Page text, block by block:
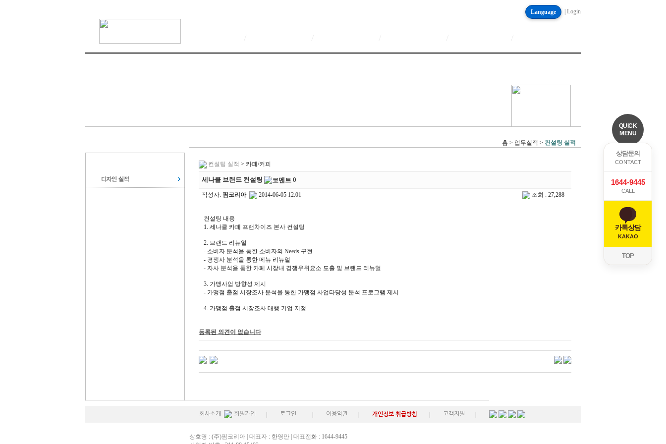
QUICK
MENU
상담문의
CONTACT
1644-9445
CALL
카톡상담
KAKAO
TOP
Language | Login
홈 > 업무실적 > 컨설팅 실적
컨설팅 실적 > 카페/커피
세나클 브랜드 컨설팅 0
작성자: 핌코리아 2014-06-05 12:01 조회 : 27,288
컨설팅 내용
1. 세나클 카페 프랜차이즈 본사 컨설팅
2. 브랜드 리뉴얼
- 소비자 분석을 통한 소비자의 Needs 구현
- 경쟁사 분석을 통한 메뉴 리뉴얼
- 자사 분석을 통한 카페 시장내 경쟁우위요소 도출 및 브랜드 리뉴얼
3. 가맹사업 방향성 제시
- 가맹점 출점 시장조사 분석을 통한 가맹점 사업타당성 분석 프로그램 제시
4. 가맹점 출점 시장조사 대행 기업 지정
등록된 의견이 없습니다
회사소개 회원가입 로그인 이용약관 개인정보 취급방침 고객지원
상호명 : (주)핌코리아 | 대표자 : 한영만 | 대표전화 : 1644-9445